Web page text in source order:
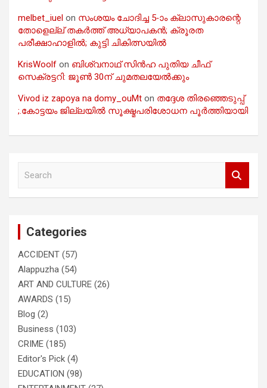
melbet_iuel on സംശയം ചോദിച്ച 5-ാം ക്ലാസുകാരന്റെ
തോളെല്ല് തകർത്ത് അധ്യാപകൻ; ക്രൂരത
പരീക്ഷാഹാളിൽ; കുട്ടി ചികിത്സയിൽ
KrisWoolf on ബിശ്വനാഥ് സിൻഹ പുതിയ ചീഫ്
സെക്രട്ടറി: ജൂൺ 30ന് ചുമതലയേൽക്കും
Vivod iz zapoya na domy_ouMt on തദ്ദേശ തിരഞ്ഞെടുപ്പ്
;.കോട്ടയം ജില്ലയിൽ സൂക്ഷ്മപരിശോധന പൂർത്തിയായി
Categories
ACCIDENT (57)
Alappuzha (54)
ART AND CULTURE (26)
AWARDS (15)
Blog (2)
Business (103)
CRIME (185)
Editor's Pick (4)
EDUCATION (98)